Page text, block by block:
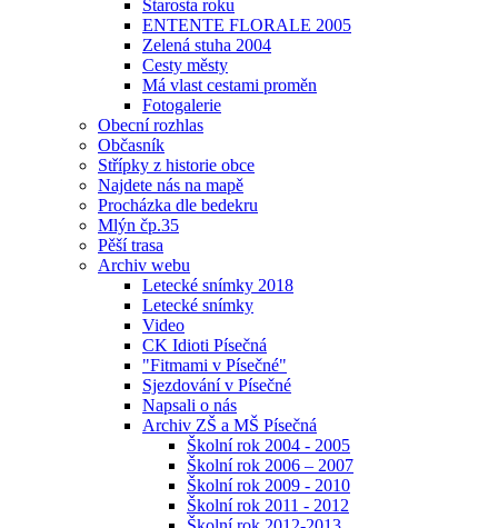
Starosta roku
ENTENTE FLORALE 2005
Zelená stuha 2004
Cesty městy
Má vlast cestami proměn
Fotogalerie
Obecní rozhlas
Občasník
Střípky z historie obce
Najdete nás na mapě
Procházka dle bedekru
Mlýn čp.35
Pěší trasa
Archiv webu
Letecké snímky 2018
Letecké snímky
Video
CK Idioti Písečná
"Fitmami v Písečné"
Sjezdování v Písečné
Napsali o nás
Archiv ZŠ a MŠ Písečná
Školní rok 2004 - 2005
Školní rok 2006 – 2007
Školní rok 2009 - 2010
Školní rok 2011 - 2012